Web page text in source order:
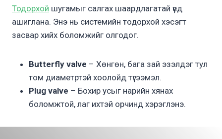
Тодорхой шугамыг салгах шаардлагатай үед
ашиглана. Энэ нь системийн тодорхой хэсэгт
засвар хийх боломжийг олгодог.
Butterfly valve – Хөнгөн, бага зай эзэлдэг тул
том диаметртэй хоолойд түгээмэл.
Plug valve – Бохир усыг нарийн хянах
боломжтой, лаг ихтэй орчинд хэрэглэнэ.